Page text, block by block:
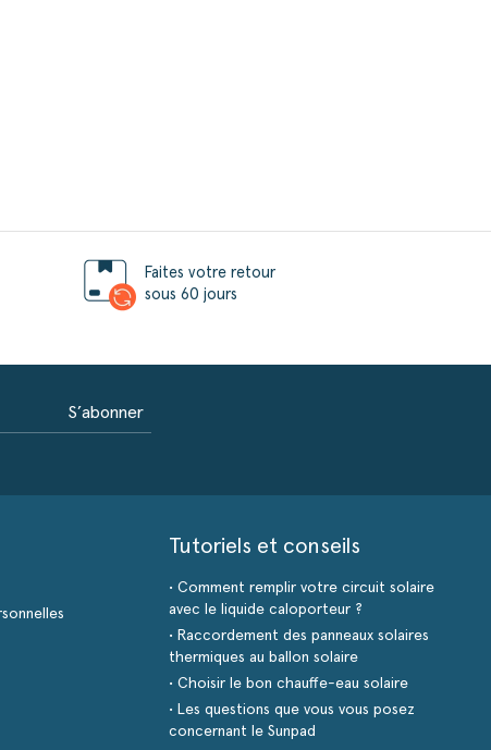
Faites votre retour
sous 60 jours
S’abonner
Tutoriels et conseils
• Comment remplir votre circuit solaire
avec le liquide caloporteur ?
• Raccordement des panneaux solaires
thermiques au ballon solaire
• Choisir le bon chauffe-eau solaire
• Les questions que vous vous posez
concernant le Sunpad